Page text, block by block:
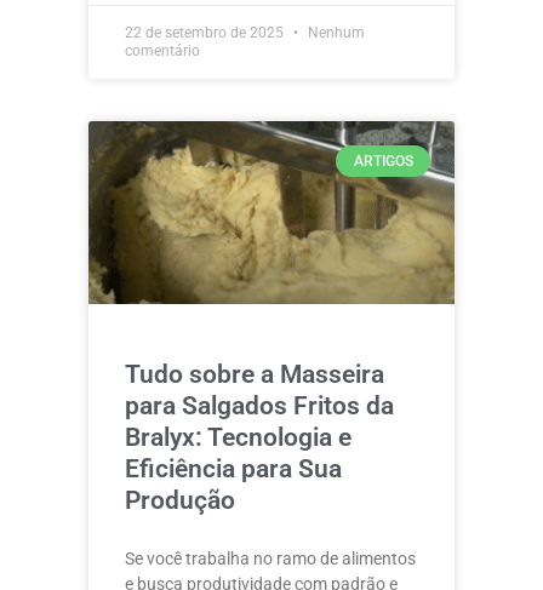
22 de setembro de 2025
Nenhum
comentário
ARTIGOS
Tudo sobre a Masseira
para Salgados Fritos da
Bralyx: Tecnologia e
Eficiência para Sua
Produção
Se você trabalha no ramo de alimentos
e busca produtividade com padrão e